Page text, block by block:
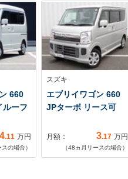
660
ルーフ
4.11 万円
の場合）
スズキ
エブリイワゴン 660
JPターボ リース可
月額： 3.17 万円
（48 ヵ月リースの場合）